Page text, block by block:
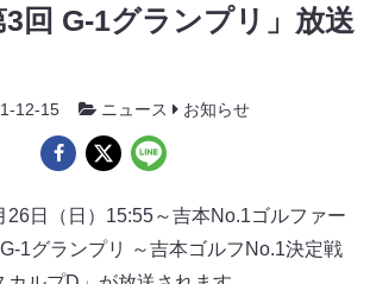
回 G-1グランプリ」放送
12-15 ニュース お知らせ
26日（日）15:55～吉本No.1ゴルファー
1グランプリ ～吉本ゴルフNo.1決定戦